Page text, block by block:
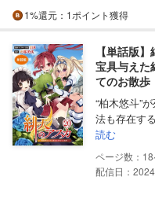
1%還元 ：1ポイント獲得
【単話版
宝具与えた
てのお散歩
“柏木悠斗”
法も存在す
読む
18
配信日：